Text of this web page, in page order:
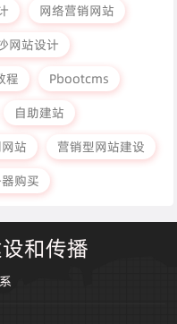
网络营销网站
网站设计
程
Pbootcms
自助建站
站
营销型网站建设
购买
和传播